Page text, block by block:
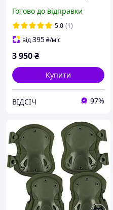
НВМПЕ BRONYX від АТАКА
м які захисні елементи
для колін
Готово до відправки
5.0 (1)
від395₴/міс
3 950₴
Купити
ВІДСІЧ 97%